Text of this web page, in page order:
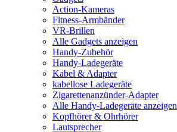
Action-Kameras
Fitness-Armbänder
VR-Brillen
Alle Gadgets anzeigen
Handy-Zubehör
Handy-Ladegeräte
Kabel & Adapter
kabellose Ladegeräte
Zigarettenanzünder-Adapter
Alle Handy-Ladegeräte anzeigen
Kopfhörer & Ohrhörer
Lautsprecher